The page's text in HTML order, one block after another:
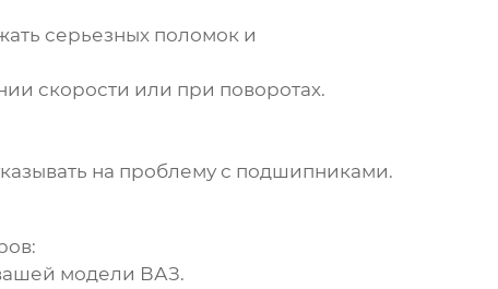
серьезных поломок и
скорости или при поворотах.
на проблему с подшипниками.
модели ВАЗ.